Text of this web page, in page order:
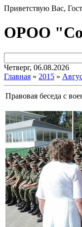
Приветствую Вас,
ОРОО
Четверг, 06.08.2026
Главная » 2015 »
Правовая беседа с